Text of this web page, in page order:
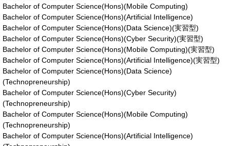
Bachelor of Computer Science(Hons)(Mobile Computing)
Bachelor of Computer Science(Hons)(Artificial Intelligence)
Bachelor of Computer Science(Hons)(Data Science)(実習型)
Bachelor of Computer Science(Hons)(Cyber Security)(実習型)
Bachelor of Computer Science(Hons)(Mobile Computing)(実習型)
Bachelor of Computer Science(Hons)(Artificial Intelligence)(実習型)
Bachelor of Computer Science(Hons)(Data Science)
(Technopreneurship)
Bachelor of Computer Science(Hons)(Cyber Security)
(Technopreneurship)
Bachelor of Computer Science(Hons)(Mobile Computing)
(Technopreneurship)
Bachelor of Computer Science(Hons)(Artificial Intelligence)